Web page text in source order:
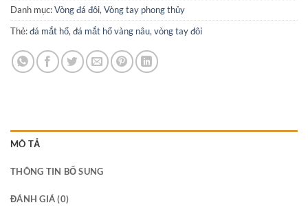
Danh mục:Vòng đá đôi, Vòng tay phong thủy
Thẻ:đá mắt hổ, đá mắt hổ vàng nâu, vòng tay đôi
MÔ TẢ
THÔNG TIN BỔ SUNG
ĐÁNH GIÁ (0)